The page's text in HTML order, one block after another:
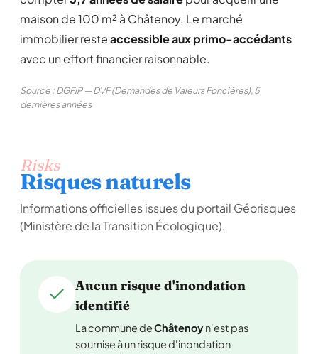
maison de 100 m² à Châtenoy. Le marché
immobilier resteaccessible aux primo-accédants
avec un effort financier raisonnable.
Source : DGFiP — DVF (Demandes de Valeurs Foncières), 5
dernières années
Risks
Risques naturels
Informations officielles issues du portail Géorisques
(Ministère de la Transition Écologique).
Aucun risque d'inondation
identifié
La commune deChâtenoyn'est pas
soumise à un risque d'inondation